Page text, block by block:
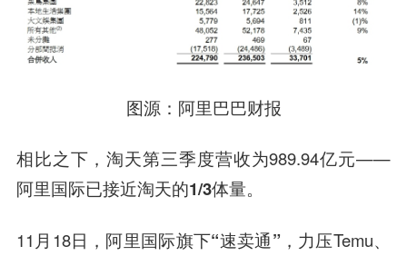
图源：阿里巴巴财报
相比之下，淘天第三季度营收为989.94亿元——
阿里国际已接近淘天的1/3体量。
11月18日，阿里国际旗下“速卖通”，力压Temu、